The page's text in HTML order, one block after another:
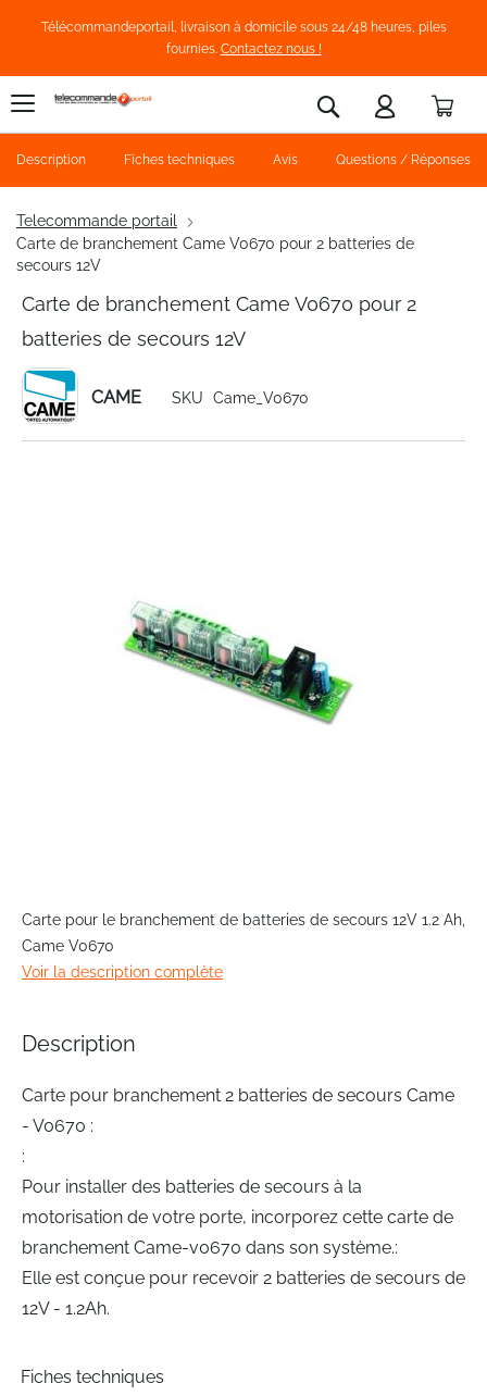
Télécommandeportail, livraison à domicile sous 24/48 heures, piles
fournies. Contactez nous !
Rechercher
Telecommande portail
Carte de branchement Came V0670 pour 2 batteries de
secours 12V
Carte de branchement Came V0670 pour 2
batteries de secours 12V
CAME SKU Came_V0670
to
the
of
gallery
Carte pour le branchement de batteries de secours 12V 1.2 Ah,
Came V0670
Voir la description complète
Description Fiches techniques Avis Questions / Réponses
Description
Carte pour branchement 2 batteries de secours Came
- V0670 :
:
Pour installer des batteries de secours à la
motorisation de votre porte, incorporez cette carte de
branchement Came-v0670 dans son système.:
Elle est conçue pour recevoir 2 batteries de secours de
12V - 1.2Ah.
Fiches techniques